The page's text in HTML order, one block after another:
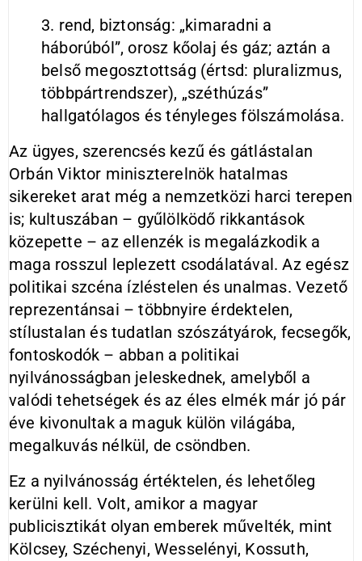
3. rend, biztonság: „kimaradni a
háborúból”, orosz kőolaj és gáz; aztán a
belső megosztottság (értsd: pluralizmus,
többpártrendszer), „széthúzás”
hallgatólagos és tényleges fölszámolása.
Az ügyes, szerencsés kezű és gátlástalan
Orbán Viktor miniszterelnök hatalmas
sikereket arat még a nemzetközi harci terepen
is; kultuszában – gyűlölködő rikkantások
közepette – az ellenzék is megalázkodik a
maga rosszul leplezett csodálatával. Az egész
politikai szcéna ízléstelen és unalmas. Vezető
reprezentánsai – többnyire érdektelen,
stílustalan és tudatlan szószátyárok, fecsegők,
fontoskodók – abban a politikai
nyilvánosságban jeleskednek, amelyből a
valódi tehetségek és az éles elmék már jó pár
éve kivonultak a maguk külön világába,
megalkuvás nélkül, de csöndben.
Ez a nyilvánosság értéktelen, és lehetőleg
kerülni kell. Volt, amikor a magyar
publicisztikát olyan emberek művelték, mint
Kölcsey, Széchenyi, Wesselényi, Kossuth,